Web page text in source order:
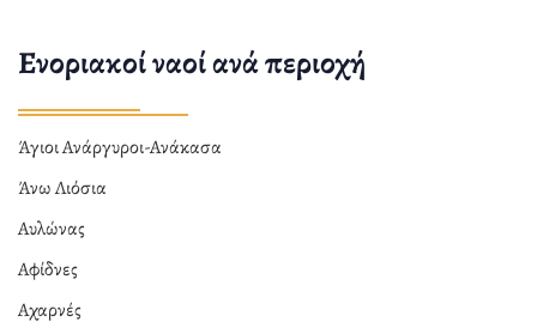
Ενοριακοί ναοί ανά περιοχή
Άγιοι Ανάργυροι-Ανάκασα
Άνω Λιόσια
Αυλώνας
Αφίδνες
Αχαρνές